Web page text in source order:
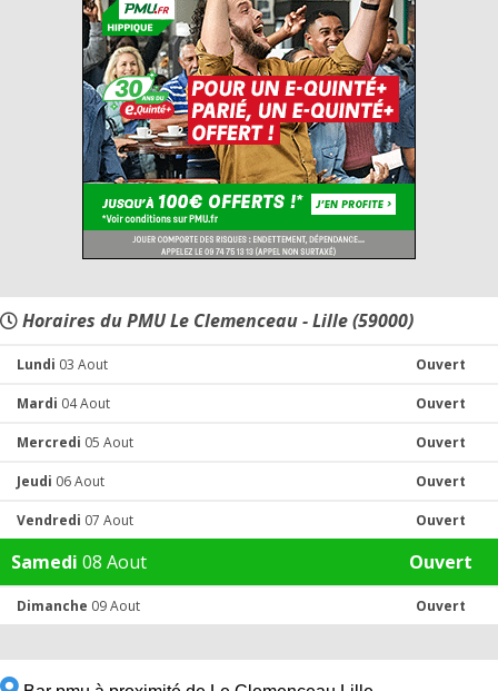
Horaires du PMU Le Clemenceau - Lille (59000)
Lundi 03 Aout Ouvert
Mardi 04 Aout Ouvert
Mercredi 05 Aout Ouvert
Jeudi 06 Aout Ouvert
Vendredi 07 Aout Ouvert
Samedi 08 Aout Ouvert
Dimanche 09 Aout Ouvert